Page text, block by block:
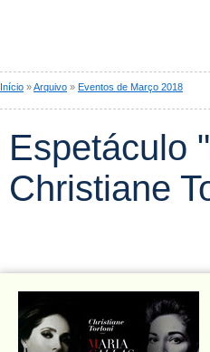
Início »Arquivo » Eventos de Março 2018
Espetáculo
Christiane